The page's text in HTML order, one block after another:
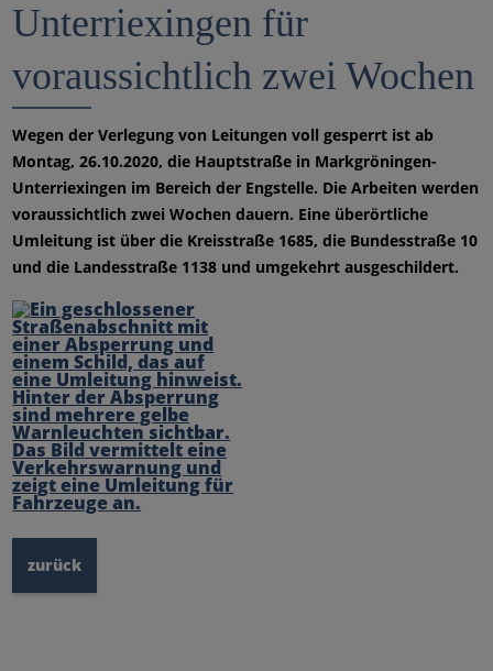
Unterriexingen für
voraussichtlich zwei Wochen
Wegen der Verlegung von Leitungen voll gesperrt ist ab
Montag, 26.10.2020, die Hauptstraße in Markgröningen-
Unterriexingen im Bereich der Engstelle. Die Arbeiten werden
voraussichtlich zwei Wochen dauern. Eine überörtliche
Umleitung ist über die Kreisstraße 1685, die Bundesstraße 10
und die Landesstraße 1138 und umgekehrt ausgeschildert.
zurück